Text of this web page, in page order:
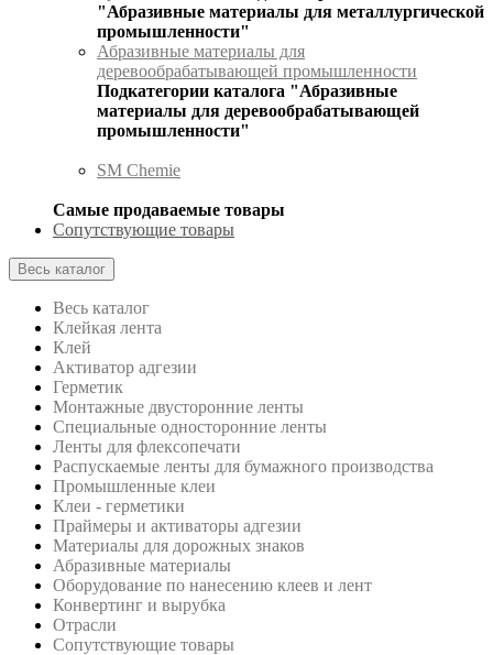
"Абразивные материалы для металлургической
промышленности"
Абразивные материалы для
деревообрабатывающей промышленности
Подкатегории каталога "Абразивные
материалы для деревообрабатывающей
промышленности"
SM Chemie
Самые продаваемые товары
Сопутствующие товары
Весь каталог
Весь каталог
Клейкая лента
Клей
Активатор адгезии
Герметик
Монтажные двусторонние ленты
Специальные односторонние ленты
Ленты для флексопечати
Распускаемые ленты для бумажного производства
Промышленные клеи
Клеи - герметики
Праймеры и активаторы адгезии
Материалы для дорожных знаков
Абразивные материалы
Оборудование по нанесению клеев и лент
Конвертинг и вырубка
Отрасли
Сопутствующие товары